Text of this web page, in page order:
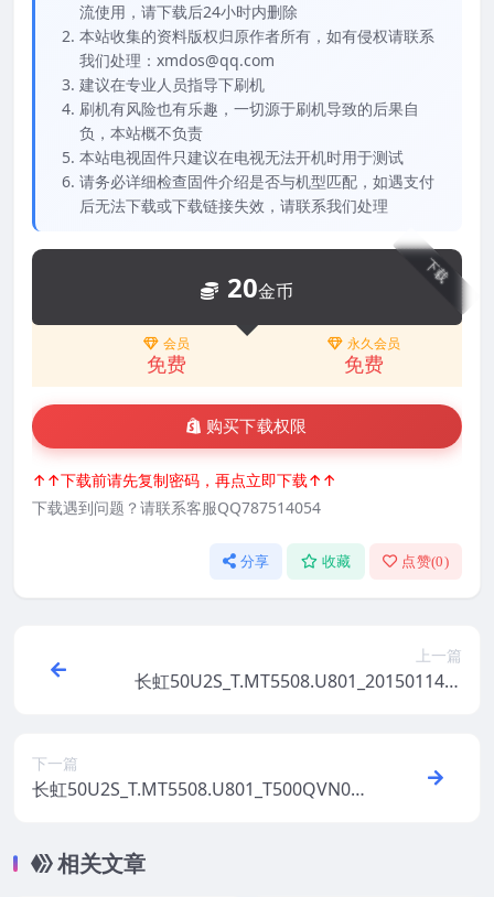
流使用，请下载后24小时内删除
本站收集的资料版权归原作者所有，如有侵权请联系
我们处理：xmdos@qq.com
建议在专业人员指导下刷机
刷机有风险也有乐趣，一切源于刷机导致的后果自
负，本站概不负责
本站电视固件只建议在电视无法开机时用于测试
请务必详细检查固件介绍是否与机型匹配，如遇支付
后无法下载或下载链接失效，请联系我们处理
下载
20金币
会员
免费
永久会员
免费
购买下载权限
↑↑下载前请先复制密码，再点立即下载↑↑
下载遇到问题？请联系客服QQ787514054
分享 收藏 点赞(0)
上一篇
长虹50U2S_T.MT5508.U801_20150114整
下一篇
长虹50U2S_T.MT5508.U801_T500QVN02.
相关文章